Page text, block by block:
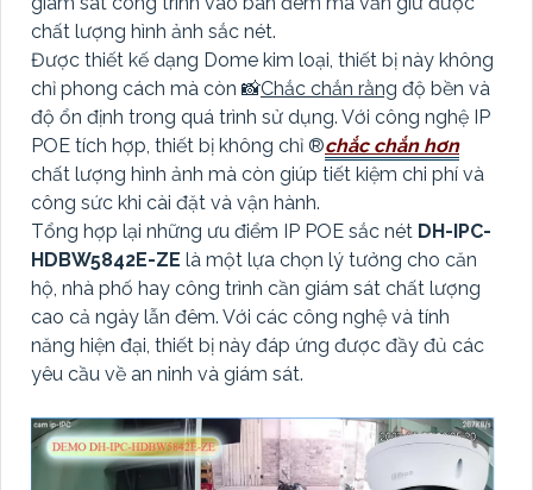
chất lượng hình ảnh sắc nét.
Được thiết kế dạng Dome kim loại, thiết bị này không
chỉ phong cách mà còn 📸Chắc chắn rằng độ bền và
độ ổn định trong quá trình sử dụng. Với công nghệ IP
POE tích hợp, thiết bị không chỉ ®️chắc chắn hơn
chất lượng hình ảnh mà còn giúp tiết kiệm chi phí và
công sức khi cài đặt và vận hành.
Tổng hợp lại những ưu điểm IP POE sắc nét DH-IPC-
HDBW5842E-ZE là một lựa chọn lý tưởng cho căn
hộ, nhà phố hay công trình cần giám sát chất lượng
cao cả ngày lẫn đêm. Với các công nghệ và tính
năng hiện đại, thiết bị này đáp ứng được đầy đủ các
yêu cầu về an ninh và giám sát.